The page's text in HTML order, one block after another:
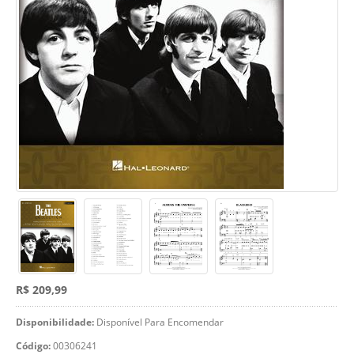
R$ 209,99
Disponibilidade: Disponível Para Encomendar
Código:00306241